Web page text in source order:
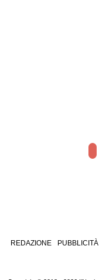
REDAZIONE PUBBLICITÀ